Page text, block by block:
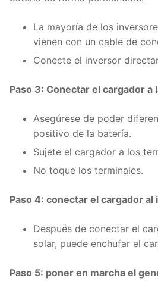
La mayoría de los
vienen con un cable de
Conecte el inversor
Paso 3: Conectar el cargador a
Asegúrese de poder
positivo de la batería.
Sujete el cargador a los
No toque los terminales.
Paso 4: conectar el cargador al
Después de conectar el
solar, puede enchufar el
Paso 5: poner en marcha el